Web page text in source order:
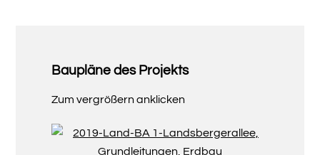
Baupläne des Projekts
Zum vergrößern anklicken